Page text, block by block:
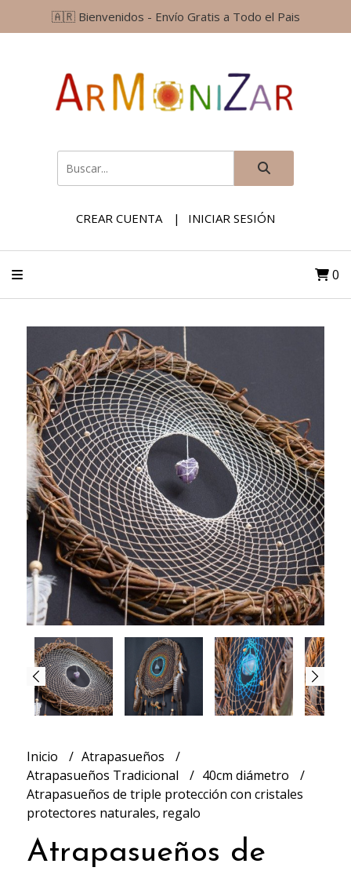
🇦🇷 Bienvenidos - Envío Gratis a Todo el Pais
CREAR CUENTA INICIAR SESIÓN
0
Inicio
Atrapasueños
Atrapasueños Tradicional
40cm diámetro
Atrapasueños de triple protección con cristales
protectores naturales, regalo
Atrapasueños de